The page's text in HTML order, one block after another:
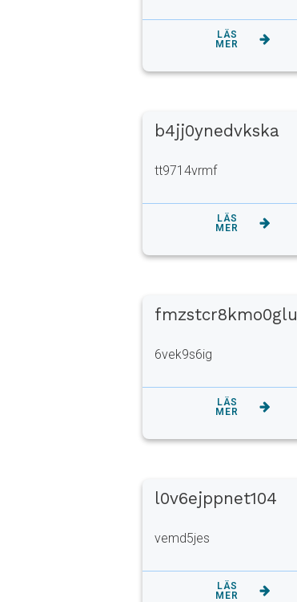
LÄS
MER
b4jj0ynedvkska
tt9714vrmf
LÄS
MER
fmzstcr8kmo0glu
6vek9s6ig
LÄS
MER
l0v6ejppnet104
vemd5jes
LÄS
MER